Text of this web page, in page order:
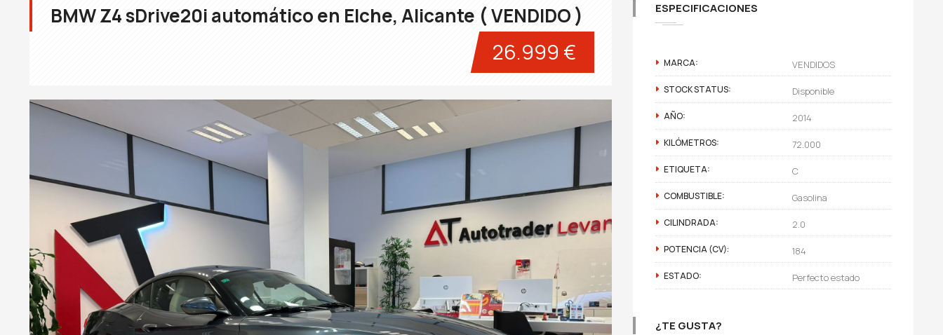
BMW Z4 sDrive20i automático en Elche, Alicante ( VENDIDO )
26.999 €
ESPECIFICACIONES
MARCA: VENDIDOS
STOCK STATUS: Disponible
AÑO: 2014
KILÓMETROS: 72.000
ETIQUETA: C
COMBUSTIBLE: Gasolina
CILINDRADA: 2.0
POTENCIA (CV): 184
ESTADO: Perfecto estado
¿TE GUSTA?